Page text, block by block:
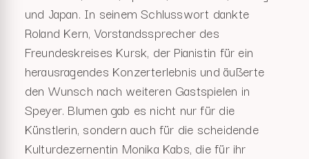
und Japan. In seinem Schlusswort dankte
Roland Kern, Vorstandssprecher des
Freundeskreises Kursk, der Pianistin für ein
herausragendes Konzerterlebnis und äußerte
den Wunsch nach weiteren Gastspielen in
Speyer. Blumen gab es nicht nur für die
Künstlerin, sondern auch für die scheidende
Kulturdezernentin Monika Kabs, die für ihr